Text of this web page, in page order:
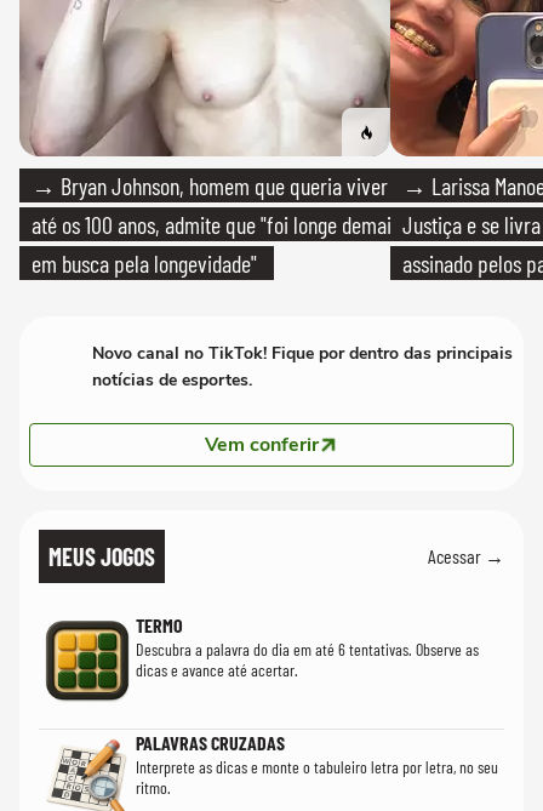
→ Bryan Johnson, homem que queria viver
até os 100 anos, admite que "foi longe demais
em busca pela longevidade"
→ Larissa
Justiça e se
assinado pelos
Novo canal no TikTok! Fique por dentro das principais
notícias de esportes.
Vem conferir
MEUS JOGOS Acessar →
TERMO
Descubra a palavra do dia em até 6 tentativas. Observe as
dicas e avance até acertar.
PALAVRAS CRUZADAS
Interprete as dicas e monte o tabuleiro letra por letra, no seu
ritmo.